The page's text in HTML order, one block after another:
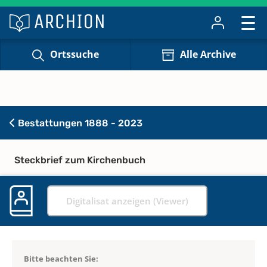
Ortssuche Alle Archive
Bestattungen 1888 - 2023
Steckbrief zum Kirchenbuch
Digitalisat anzeigen (Viewer)
Bitte beachten Sie: